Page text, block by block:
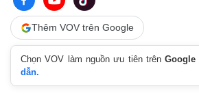
Thêm VOV trên Google
Chọn VOV làm nguồn ưu tiên trênGoogle
dẫn.